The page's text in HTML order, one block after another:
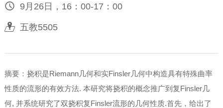
访问学者
分析中心
 9月26日，16：00-17：00
 五教5505
摘要：挠积是Riemann几何和实Finsler几何中构造具有特殊曲率
性质的流形的有效方法. 本研究将挠积的概念推广到复Finsler几
何, 并系统研究了双挠积复Finsler流形的几何性质.首先，给出了